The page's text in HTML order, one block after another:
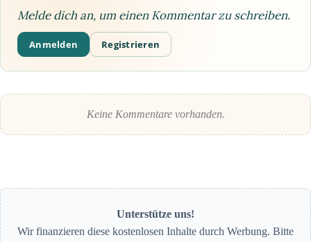
Melde dich an, um einen Kommentar zu schreiben.
Anmelden Registrieren
Keine Kommentare vorhanden.
Unterstütze uns!
Wir finanzieren diese kostenlosen Inhalte durch Werbung. Bitte